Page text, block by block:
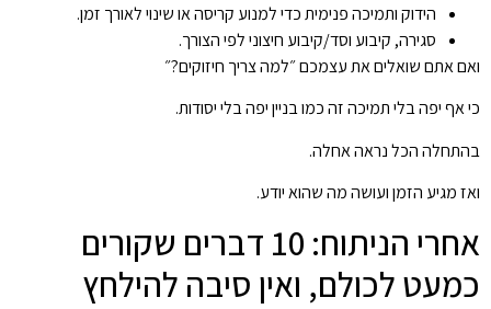
הידוק ותמיכה פנימית כדי למנוע קריסה או שינוי לאורך זמן.
סגירה, קיבוע וסד/קיבוע חיצוני לפי הצורך.
ואם אתם שואלים את עצמכם ״למה צריך חיזוקים?״
כי אף יפה בלי תמיכה זה כמו בניין יפה בלי יסודות.
בהתחלה הכל נראה אחלה.
ואז מגיע הזמן ועושה מה שהוא יודע.
אחרי הניתוח: 10 דברים שקורים
כמעט לכולם, ואין סיבה להילחץ